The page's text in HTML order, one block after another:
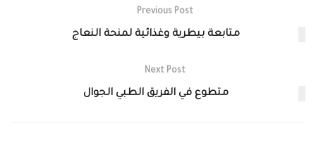
Previous Post
متابعة بيطرية وغذائية لمنحة النعاج
Next Post
متطوع في الفريق الطبي الجوال